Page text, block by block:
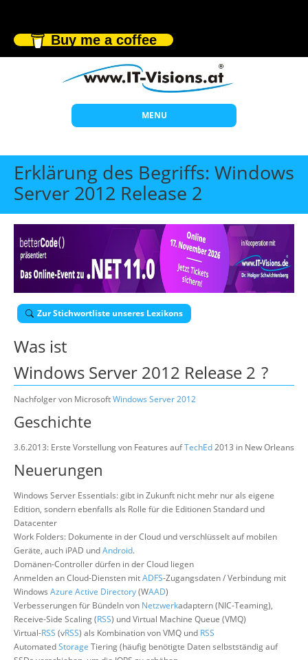
Buy me a coffee
MENU
Start
Themen
Individuelle Schulungen
Offene Seminare
Wissen
Über uns
Erklärung des Begriffs: Windows
Server 2012 Release 2
Zur Stichwortliste unseres Lexikons
Was ist
Windows Server 2012 Release 2 ?
Nachfolger von MicrosoftWindows Server 2012
Geschichte
3.6.2013: Erste Vorstellung von Features aufTechEd2013 in New Orleans
Neuerungen
Windows Server Essentials: gibt in Zukunft nicht mehr nur als eigene
Edition, sondern ebenfalls als Rolle für die Editionen Standard und
Datacenter
Work Folders: Dokumente in der Cloud und verschlüsselt auf mobilen
Geräte, auch iPAD undAndroid.
Domänen-Controller dürfen in der Cloud liegen
Anmelden an Cloud-Diensten mitADFS-Zugangsdaten / Verbindung mit
Windows Azure Active Directory(WAAD)
Verbesserungen für Bündeln von Netzwerkadaptern (NIC-Teaming),
Receive-Side Scaling (RSS) und Virtual Machine Queue (VMQ)
Virtual-RSS (vRSS) als Kombination von VMQ und RSS
AutomatedStorage Tiering (häufig benötigte Daten selbstständig auf